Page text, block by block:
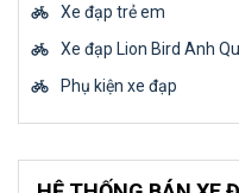
Xe đạp trẻ em
Xe đạp Lion Bird Anh
Phụ kiện xe đạp